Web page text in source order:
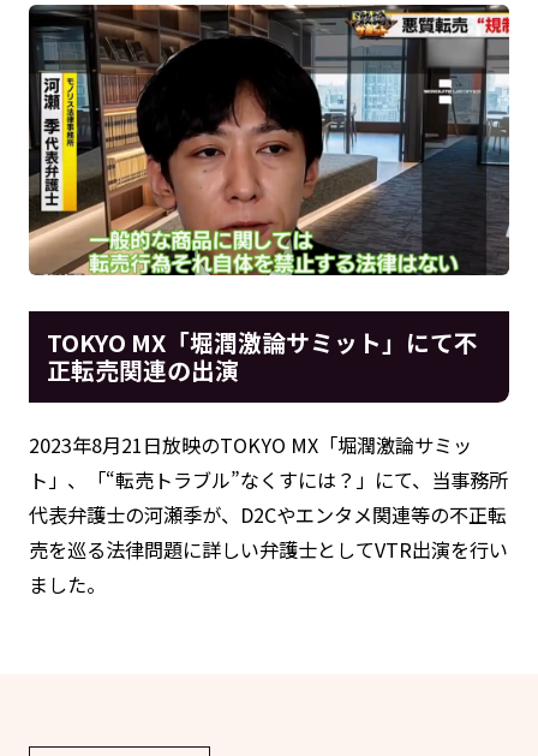
TOKYO MX「堀潤激論サミット」にて不
正転売関連の出演
2023年8月21日放映のTOKYO MX「堀潤激論サミッ
ト」、「“転売トラブル”なくすには？」にて、当事務所
代表弁護士の河瀬季が、D2Cやエンタメ関連等の不正転
売を巡る法律問題に詳しい弁護士としてVTR出演を行い
ました。